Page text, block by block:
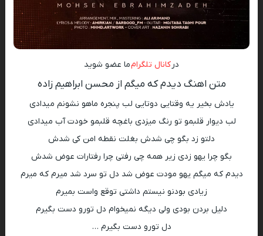
در کانال تلگرامما عضو شوید
متن اهنگ دیدم که میگم از محسن ابراهیم زاده
یادش بخیر یه وقتایی دوتایی لب پنجره ماهو نشونم میدادی
لب دیوار قلبمو تو رنگ میزدی باغچه قلبمو خودت آب میدادی
دلتو زد بگو چی شدش بغلت نقطه امن کی شدش
بگو چرا یهو زدی زیر همه چی رفتی چرا رفتارات عوض شدش
دیدم که میگم یهو مودت عوض شد دل تو سرد شد میرم که میرم
زیادی بودنو نیستم داشتی توقع واست بمیرم
دلیل بردن بودی ولی دیگه نمیخوام دل تورو دست بگیرم
دل تورو دست بگیرم …